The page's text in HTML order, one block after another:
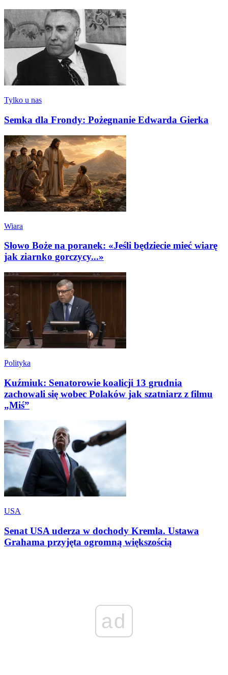
Tylko u nas
Semka dla Frondy: Pożegnanie Edwarda Gierka
Wiara
Słowo Boże na poranek: «Jeśli będziecie mieć wiarę
jak ziarnko gorczycy...»
Polityka
Kuźmiuk: Senatorowie koalicji 13 grudnia
zachowali się wobec Polaków jak szatniarz z filmu
„Miś”
USA
Senat USA uderza w dochody Kremla. Ustawa
Grahama przyjęta ogromną większością
ad